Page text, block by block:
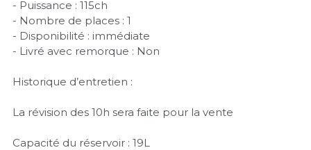
- Puissance : 115ch
- Nombre de places : 1
- Disponibilité : immédiate
- Livré avec remorque : Non
Historique d’entretien :
La révision des 10h sera faite pour la vente
Capacité du réservoir : 19L